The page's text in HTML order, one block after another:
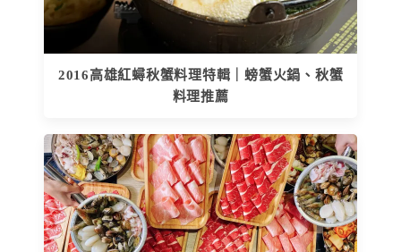
2016高雄紅蟳秋蟹料理特輯｜螃蟹火鍋、秋蟹
料理推薦